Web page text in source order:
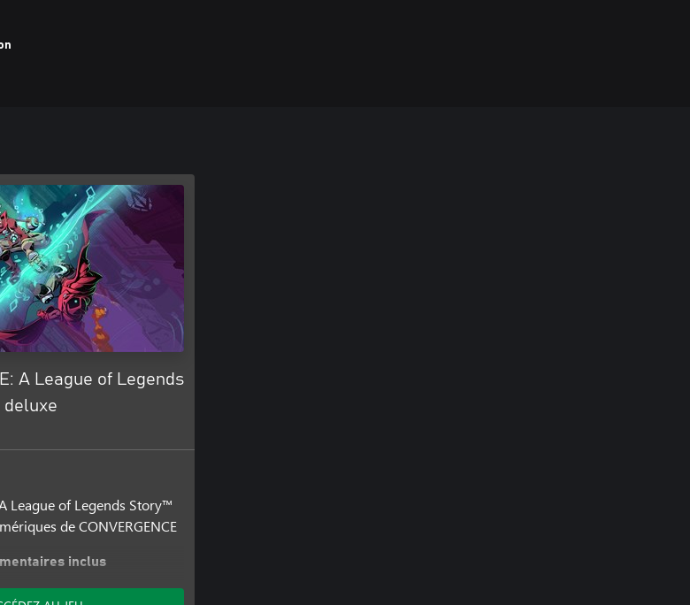
explosifs
A League of Legends
League of Legends Story™
de CONVERGENCE
inclus
Skin Ekko gardien des